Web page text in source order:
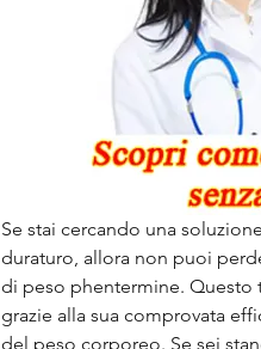
Se stai cercando una
duraturo, allora non puoi
di peso phentermine.
grazie alla sua comprovata
del peso corporeo. Se sei